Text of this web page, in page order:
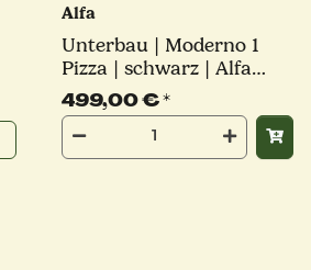
Alfa
Unterbau | Moderno 1
Pizza | schwarz | Alfa
Forni
499,00 €*